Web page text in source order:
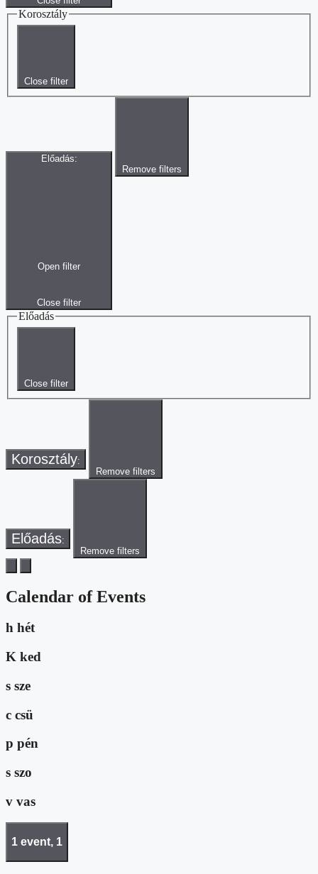
Korosztály
Close filter
Előadás:
Open filter
Close filter
Remove filters
Előadás
Close filter
Korosztály:
Remove filters
Előadás:
Remove filters
Calendar of Events
h hét
K ked
s sze
c csü
p pén
s szo
v vas
1 event, 1